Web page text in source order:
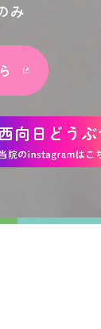
み